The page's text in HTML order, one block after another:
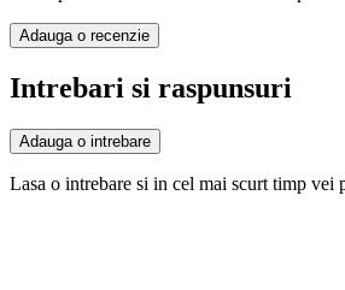
Adauga o recenzie
Intrebari si raspunsuri
Adauga o intrebare
Lasa o intrebare si in cel mai scurt timp vei